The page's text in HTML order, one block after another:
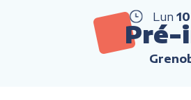
Lun 10
Pré-